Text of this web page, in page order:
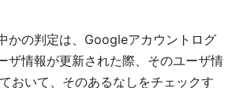
かの判定は、Googleアカウントログ
ザ情報が更新された際、そのユーザ情
おいて、そのあるなしをチェックす